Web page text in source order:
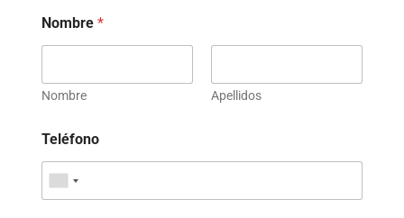
Nombre *
Nombre Apellidos
Teléfono